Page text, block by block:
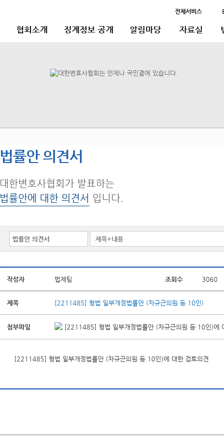
전체서비스
협회소개 징계정보 공개 알림마당 자료실
법률안 의견서
대한변호사협회가 발표하는
법률안에 대한 의견서 입니다.
작성자 법제팀 조회수 3060
제목 [2211485] 형법 일부개정법률안 (차규근의원 등 10인)
첨부파일 [2211485] 형법 일부개정법률안 (차규근의원 등 10인)에
[2211485] 형법 일부개정법률안 (차규근의원 등 10인)에 대한 검토의견